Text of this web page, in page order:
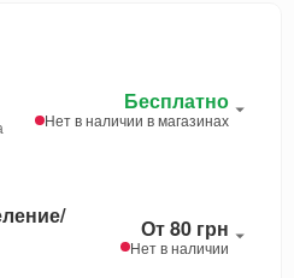
Бесплатно
Нет в наличии в магазинах
От 80 грн
Нет в наличии